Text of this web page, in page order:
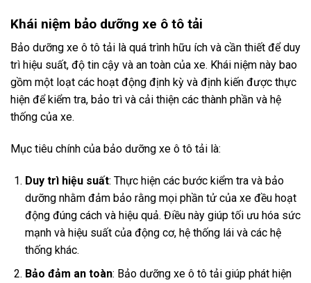
Khái niệm bảo dưỡng xe ô tô tải
Bảo dưỡng xe ô tô tải là quá trình hữu ích và cần thiết để duy
trì hiệu suất, độ tin cậy và an toàn của xe. Khái niệm này bao
gồm một loạt các hoạt động định kỳ và định kiến được thực
hiện để kiểm tra, bảo trì và cải thiện các thành phần và hệ
thống của xe.
Mục tiêu chính của bảo dưỡng xe ô tô tải là:
Duy trì hiệu suất: Thực hiện các bước kiểm tra và bảo
dưỡng nhằm đảm bảo rằng mọi phần tử của xe đều hoạt
động đúng cách và hiệu quả. Điều này giúp tối ưu hóa sức
mạnh và hiệu suất của động cơ, hệ thống lái và các hệ
thống khác.
Bảo đảm an toàn: Bảo dưỡng xe ô tô tải giúp phát hiện